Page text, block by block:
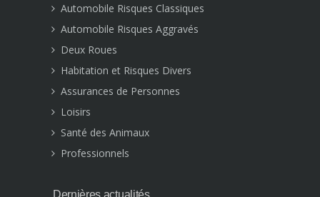
Automobile Risques Classiques
Automobile Risques Aggravés
Deux Roues
Habitation et Risques Divers
Assurances de Personnes
Loisirs
Santé des Animaux
Professionnels
Dernières actualités